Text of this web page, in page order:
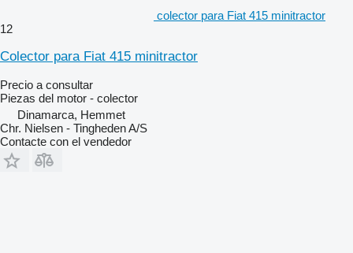
colector para Fiat 415 minitractor
12
Colector para Fiat 415 minitractor
Precio a consultar
Piezas del motor - colector
Dinamarca, Hemmet
Chr. Nielsen - Tingheden A/S
Contacte con el vendedor